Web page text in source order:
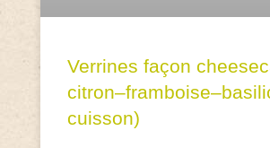
Verrines façon
cuisson)